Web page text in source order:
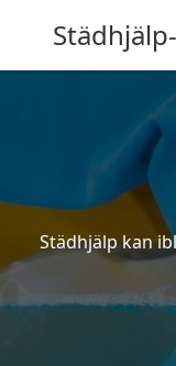
Städhjälp kan